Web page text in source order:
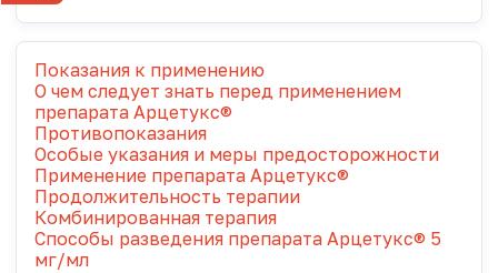
Показания к применению
О чем следует знать перед применением
препарата Арцетукс®
Противопоказания
Особые указания и меры предосторожности
Применение препарата Арцетукс®
Продолжительность терапии
Комбинированная терапия
Способы разведения препарата Арцетукс® 5
мг/мл